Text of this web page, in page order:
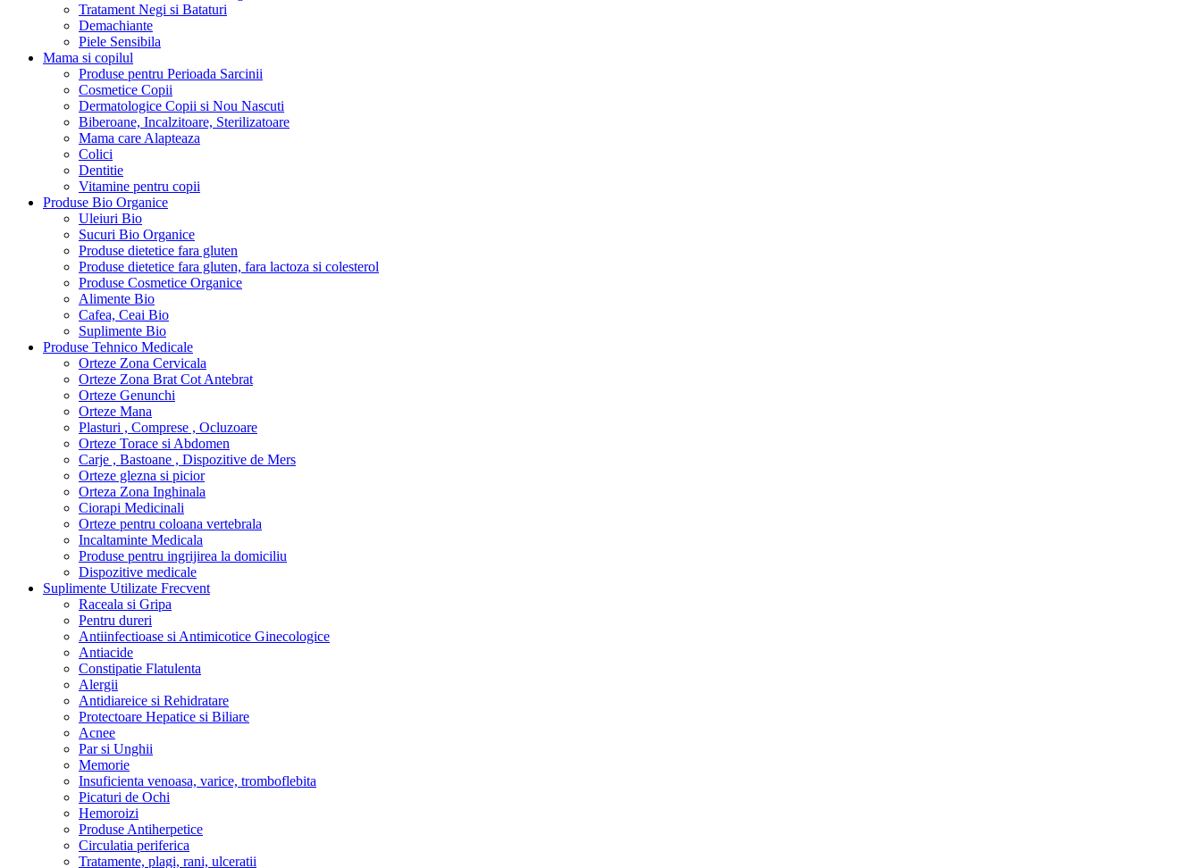
Tratament Negi si Bataturi
Demachiante
Piele Sensibila
Mama si copilul
Produse pentru Perioada Sarcinii
Cosmetice Copii
Dermatologice Copii si Nou Nascuti
Biberoane, Incalzitoare, Sterilizatoare
Mama care Alapteaza
Colici
Dentitie
Vitamine pentru copii
Produse Bio Organice
Uleiuri Bio
Sucuri Bio Organice
Produse dietetice fara gluten
Produse dietetice fara gluten, fara lactoza si colesterol
Produse Cosmetice Organice
Alimente Bio
Cafea, Ceai Bio
Suplimente Bio
Produse Tehnico Medicale
Orteze Zona Cervicala
Orteze Zona Brat Cot Antebrat
Orteze Genunchi
Orteze Mana
Plasturi , Comprese , Ocluzoare
Orteze Torace si Abdomen
Carje , Bastoane , Dispozitive de Mers
Orteze glezna si picior
Orteza Zona Inghinala
Ciorapi Medicinali
Orteze pentru coloana vertebrala
Incaltaminte Medicala
Produse pentru ingrijirea la domiciliu
Dispozitive medicale
Suplimente Utilizate Frecvent
Raceala si Gripa
Pentru dureri
Antiinfectioase si Antimicotice Ginecologice
Antiacide
Constipatie Flatulenta
Alergii
Antidiareice si Rehidratare
Protectoare Hepatice si Biliare
Acnee
Par si Unghii
Memorie
Insuficienta venoasa, varice, tromboflebita
Picaturi de Ochi
Hemoroizi
Produse Antiherpetice
Circulatia periferica
Tratamente, plagi, rani, ulceratii